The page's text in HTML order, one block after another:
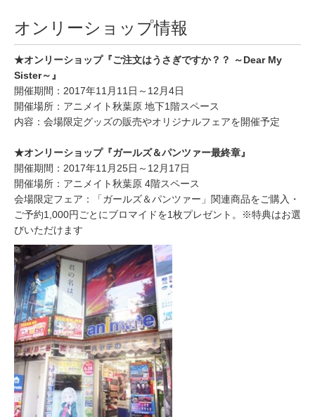
オンリーショップ情報
★オンリーショップ『ご注文はうさぎですか？？ ～Dear My
Sister～』
開催期間：2017年11月11日～12月4日
開催場所：アニメイト秋葉原 地下1階スペース
内容：会場限定グッズの販売やオリジナルフェアを開催予定
★オンリーショップ『ガールズ＆パンツァー最終章』
開催期間：2017年11月25日～12月17日
開催場所：アニメイト秋葉原 4階スペース
会場限定フェア：「ガールズ＆パンツァー」関連商品をご購入・
ご予約1,000円ごとにブロマイドを1枚プレゼント。※特典はお選
びいただけます